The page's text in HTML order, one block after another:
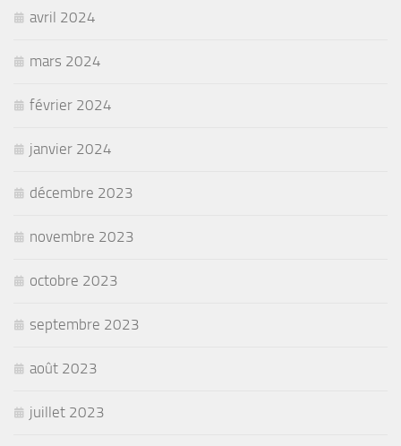
avril 2024
mars 2024
février 2024
janvier 2024
décembre 2023
novembre 2023
octobre 2023
septembre 2023
août 2023
juillet 2023